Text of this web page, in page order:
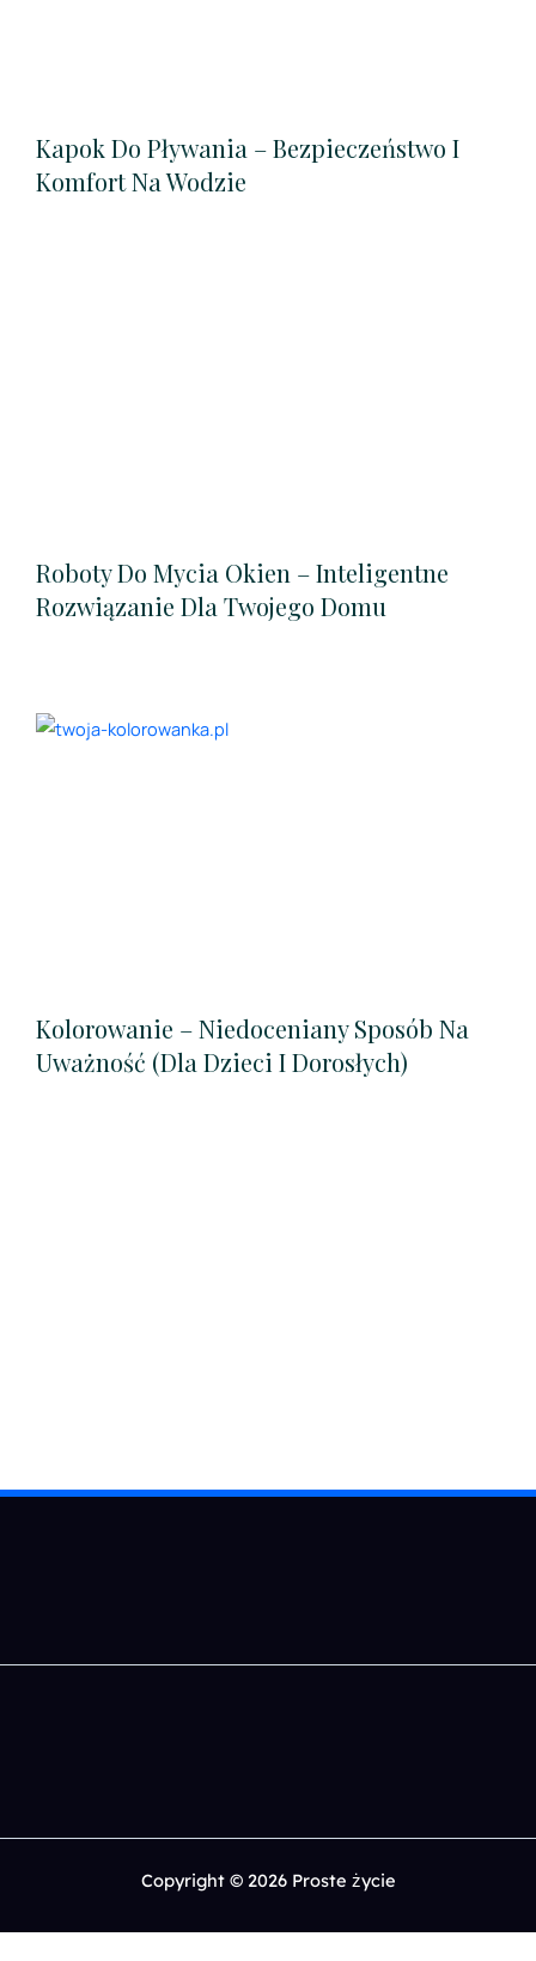
Kapok Do Pływania – Bezpieczeństwo I
Komfort Na Wodzie
Roboty Do Mycia Okien – Inteligentne
Rozwiązanie Dla Twojego Domu
Kolorowanie – Niedoceniany Sposób Na
Uważność (dla Dzieci I Dorosłych)
Copyright © 2026 Proste życie